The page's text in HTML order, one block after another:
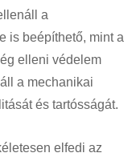
a
is beépíthető, mint a
elleni védelem
a mechanikai
és tartósságát.
elfedi az